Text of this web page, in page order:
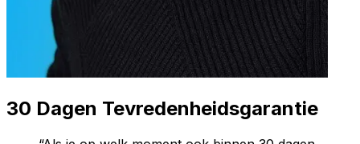
30 Dagen Tevredenheidsgarantie